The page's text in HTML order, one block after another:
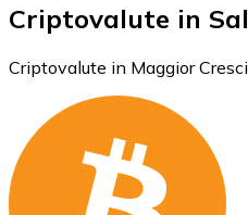
Criptovalute in
Criptovalute in Maggior